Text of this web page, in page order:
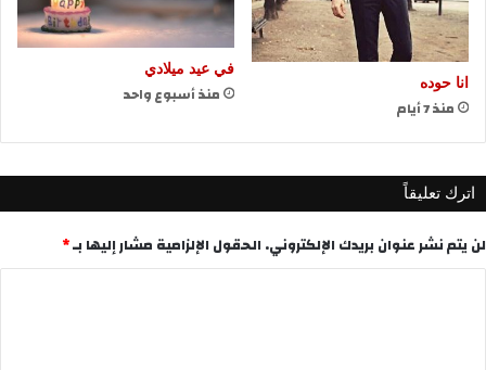
انا حوده
منذ 7 أيام
في عيد ميلادي
منذ أسبوع واحد
اترك تعليقاً
لن يتم نشر عنوان بريدك الإلكتروني. الحقول الإلزامية مشار إليها بـ*